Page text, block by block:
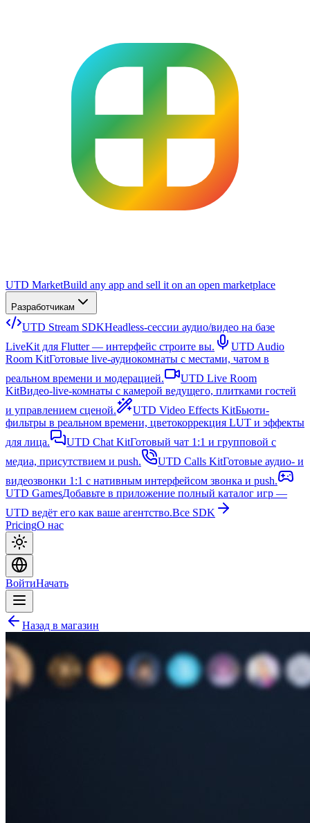
UTD MarketBuild any app and sell it on an open marketplace
Разработчикам
UTD Stream SDKHeadless-сессии аудио/видео на базе
LiveKit для Flutter — интерфейс строите вы.
UTD Audio
Room KitГотовые live-аудиокомнаты с местами, чатом в
реальном времени и модерацией.
UTD Live Room
KitВидео-live-комнаты с камерой ведущего, плитками гостей
и управлением сценой.
UTD Video Effects KitБьюти-
фильтры в реальном времени, цветокоррекция LUT и эффекты
для лица.
UTD Chat KitГотовый чат 1:1 и групповой с
медиа, присутствием и push.
UTD Calls KitГотовые аудио- и
видеозвонки 1:1 с нативным интерфейсом звонка и push.
UTD GamesДобавьте в приложение полный каталог игр —
UTD ведёт его как ваше агентство.Все SDK
PricingО нас
ВойтиНачать
Назад в магазин